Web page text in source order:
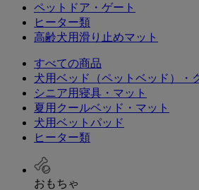
ペットドア・ゲート
ヒーター類
高齢犬用滑り止めマット
すべての商品
犬用ベッド（ペットベッド）・
シニア用寝具・マット
夏用クールベッド・マット
犬用ベットパッド
ヒーター類
おもちゃ